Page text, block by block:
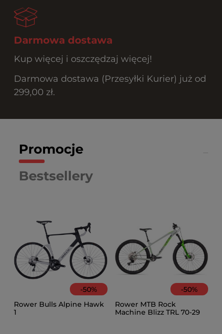
Darmowa dostawa
Kup więcej i oszczędzaj więcej!
Darmowa dostawa (Przesyłki Kurier) już od
299,00 zł.
Promocje
Bestsellery
-50%
Rower Bulls Alpine Hawk
1
-50%
Rower MTB Rock
Machine Blizz TRL 70-29